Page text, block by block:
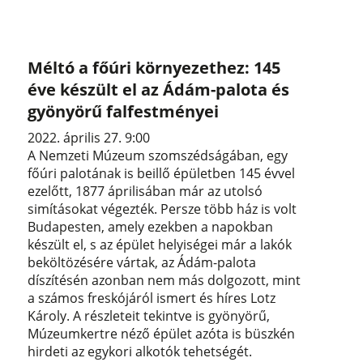
Méltó a főúri környezethez: 145
éve készült el az Ádám-palota és
gyönyörű falfestményei
2022. április 27. 9:00
A Nemzeti Múzeum szomszédságában, egy
főúri palotának is beillő épületben 145 évvel
ezelőtt, 1877 áprilisában már az utolsó
simításokat végezték. Persze több ház is volt
Budapesten, amely ezekben a napokban
készült el, s az épület helyiségei már a lakók
beköltözésére vártak, az Ádám-palota
díszítésén azonban nem más dolgozott, mint
a számos freskójáról ismert és híres Lotz
Károly. A részleteit tekintve is gyönyörű,
Múzeumkertre néző épület azóta is büszkén
hirdeti az egykori alkotók tehetségét.